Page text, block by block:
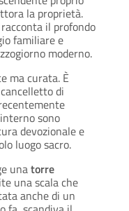
la proprietà.
il profondo
familiare e
moderno.
ma curata. È
di
sono
devozionale e
luogo sacro.
unatorre
una scala che
anche di un